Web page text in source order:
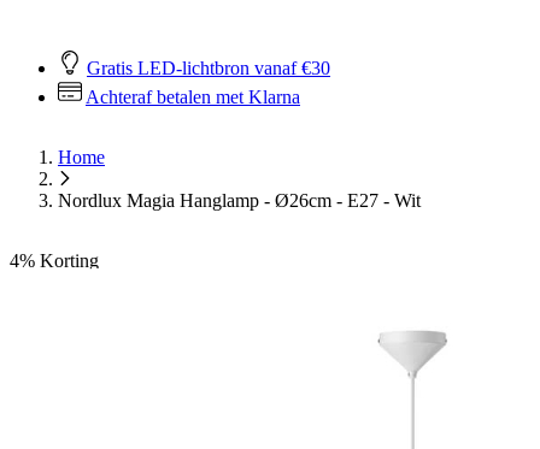
Gratis LED-lichtbron vanaf €30
Achteraf betalen met Klarna
Home
Nordlux Magia Hanglamp - Ø26cm - E27 - Wit
4% Korting